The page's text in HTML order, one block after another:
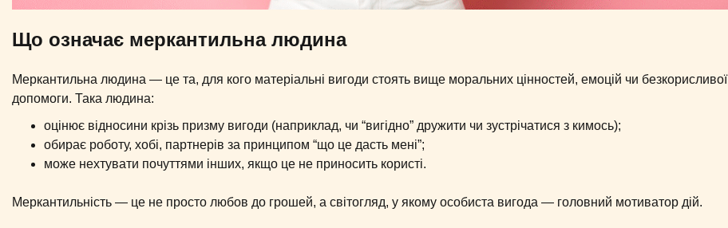
Що означає меркантильна людина
Меркантильна людина — це та, для кого матеріальні вигоди стоять вище моральних цінностей, емоцій чи безкорисливої
допомоги. Така людина:
оцінює відносини крізь призму вигоди (наприклад, чи “вигідно” дружити чи зустрічатися з кимось);
обирає роботу, хобі, партнерів за принципом “що це дасть мені”;
може нехтувати почуттями інших, якщо це не приносить користі.
Меркантильність — це не просто любов до грошей, а світогляд, у якому особиста вигода — головний мотиватор дій.